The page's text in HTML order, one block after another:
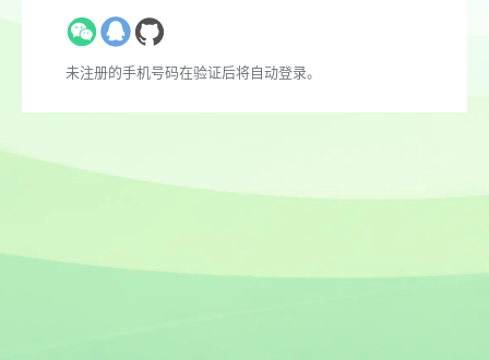
未注册的手机号码在验证后将自动登录。